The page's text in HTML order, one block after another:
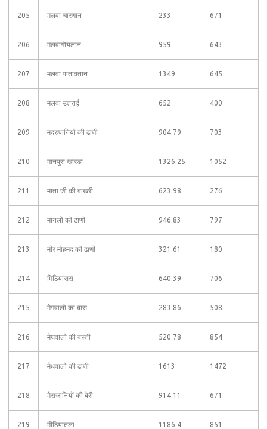
205 मलवा चारणान 233 671
206 मलवागोयलान 959 643
207 मलवा पातावतान 1349 645
208 मलवा उतरार्द्व 652 400
209 मदरुपानियों की ढाणी 904.79 703
210 मानपुरा खारडा 1326.25 1052
211 माता जी की बाखरी 623.98 276
212 मायलों की ढाणी 946.83 797
213 मीर मोहमद की ढाणी 321.61 180
214 मिठियासरा 640.39 706
215 मेगवालो का बास 283.86 508
216 मेघवालों की बस्ती 520.78 854
217 मेधवालों की ढाणी 1613 1472
218 मेराजानियों की बेरी 914.11 671
219 मीठियातला 1186.4 851